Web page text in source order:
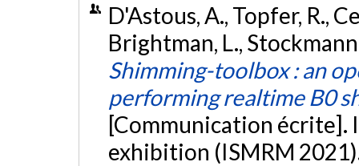
D'Astous, A., Topfer, R.,
Brightman, L.,
Shimming-toolbox : an
performing realtime B0
[Communication écrite].
exhibition (ISMRM